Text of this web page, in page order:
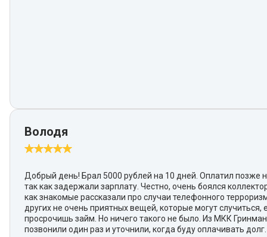
Володя
Добрый день! Брал 5000 рублей на 10 дней. Оплатил позже
так как задержали зарплату. Честно, очень боялся
как знакомые рассказали про случаи телефонного
других не очень приятных вещей, которые могут случиться,
просрочишь займ. Но ничего такого не было. Из МКК
позвонили один раз и уточнили, когда буду оплачивать долг.